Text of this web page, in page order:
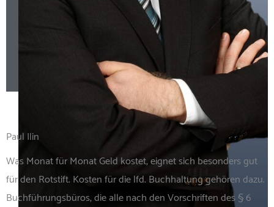
Paul Ilin
Was Monat für Monat Geld kostet, eignet sich besonders gut
für den Rotstift. Kosten für die lfd. Buchhaltung gehören dazu.
Buchführungsbüros, die alle nach den Vorschriften des § 6